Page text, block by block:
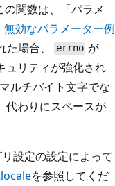
の関数は、「パラメ
効なパラメーター例
た場合、 errno が
ュリティが強化され
ルチバイト文字でな
代わりにスペースが
設定の設定によって
を参照してくだ